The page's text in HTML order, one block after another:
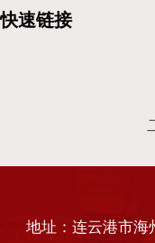
地址：连云港市海